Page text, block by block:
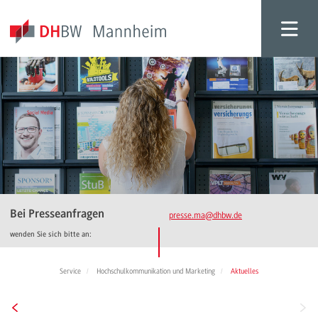
Bei Presseanfragen
wenden Sie sich bitte an:
presse.ma@dhbw.de
Service Hochschulkommunikation und Marketing Aktuelles